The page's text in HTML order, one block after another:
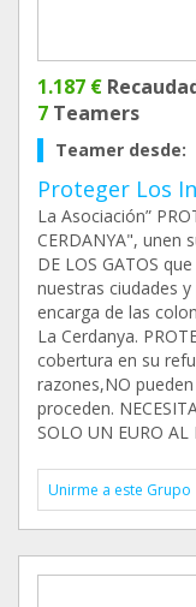
1.187 €
7 Teamers
Teamer desde:
Proteger Los
La Asociación”
CERDANYA", unen
DE LOS GATOS
nuestras ciudades y
encarga de las
La Cerdanya.
cobertura en su
razones,NO
proceden.
SOLO UN EURO AL
Unirme a este Grupo